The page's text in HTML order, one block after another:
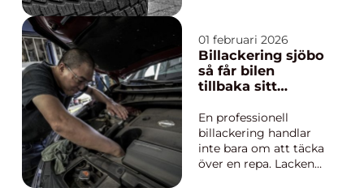
tänker på däck,
bromsar och service,
men glömmer
vinklarna som styr
vägen. I en stad som
Göteborg, med
spåriga vägar, kraftiga
re...
01 februari 2026
Billackering sjöbo
så får bilen
tillbaka sitt
En professionell
billackering handlar
inte bara om att täcka
över en repa. Lacken